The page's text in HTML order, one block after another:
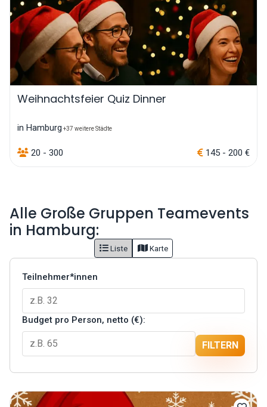
Weihnachtsfeier Quiz Dinner
in Hamburg +37 weitere Städte
20 - 300 145 - 200 €
Alle Große Gruppen Teamevents
in Hamburg:
Liste Karte
Teilnehmer*innen
Budget pro Person, netto (€):
FILTERN